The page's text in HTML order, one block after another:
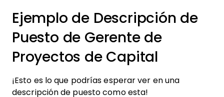
Ejemplo de Descripción de
Puesto de Gerente de
Proyectos de Capital
¡Esto es lo que podrías esperar ver en una
descripción de puesto como esta!